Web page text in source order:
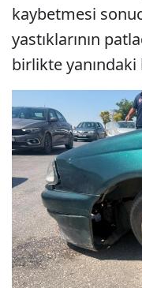
kaybetmesi
yastıklarının
birlikte yanındaki